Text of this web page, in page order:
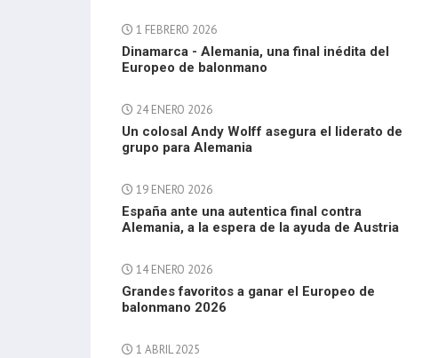
1 FEBRERO 2026
Dinamarca - Alemania, una final inédita del
Europeo de balonmano
24 ENERO 2026
Un colosal Andy Wolff asegura el liderato de
grupo para Alemania
19 ENERO 2026
España ante una autentica final contra
Alemania, a la espera de la ayuda de Austria
14 ENERO 2026
Grandes favoritos a ganar el Europeo de
balonmano 2026
1 ABRIL 2025